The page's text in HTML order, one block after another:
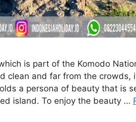
is part of the Komodo
clean and far from the crowds,
a persona of beauty that is
island. To enjoy the beauty …